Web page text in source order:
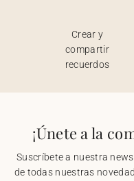
Crear y
compartir
recuerdos
¡Únete a la
Suscríbete a nuestra
de todas nuestras